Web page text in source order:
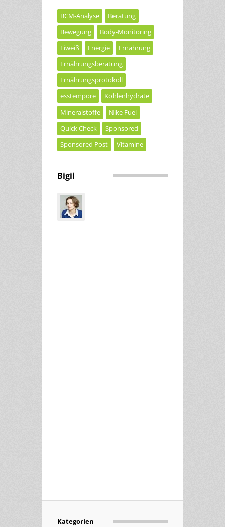
BCM-Analyse
Beratung
Bewegung
Body-Monitoring
Eiweiß
Energie
Ernährung
Ernährungsberatung
Ernährungsprotokoll
esstempore
Kohlenhydrate
Mineralstoffe
Nike Fuel
Quick Check
Sponsored
Sponsored Post
Vitamine
Bigii
Kategorien